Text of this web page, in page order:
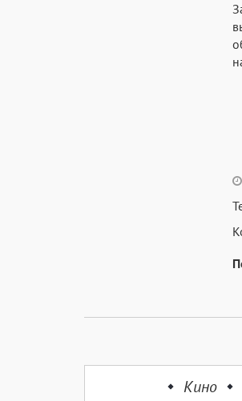
Кино